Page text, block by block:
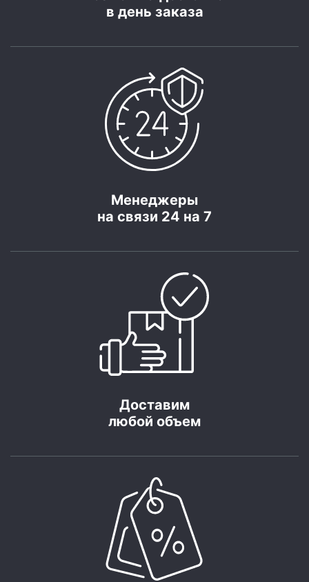
в день заказа
Менеджеры
на связи 24 на 7
Доставим
любой объем